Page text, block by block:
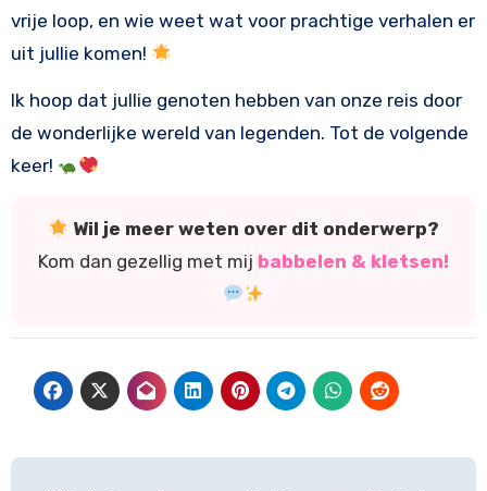
vrije loop, en wie weet wat voor prachtige verhalen er
uit jullie komen!
Ik hoop dat jullie genoten hebben van onze reis door
de wonderlijke wereld van legenden. Tot de volgende
keer!
Wil je meer weten over dit onderwerp?
Kom dan gezellig met mij babbelen & kletsen!